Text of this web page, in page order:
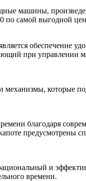
машины,
самой выгодной
обеспечение
при управлении
которые
благодаря
и
времени.